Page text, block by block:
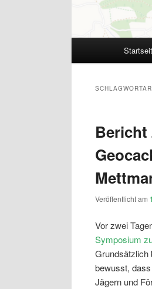
Bericht
Veröffentlicht am
Vor zwei
Symposium
Grundsätzlich
bewusst,
Jägern und